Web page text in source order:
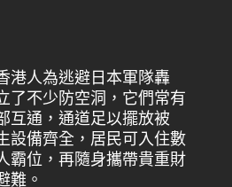
港人為逃避日本軍隊轟
了不少防空洞，它們常有
互通，通道足以擺放被
設備齊全，居民可入住數
霸位，再隨身攜帶貴重財
難。